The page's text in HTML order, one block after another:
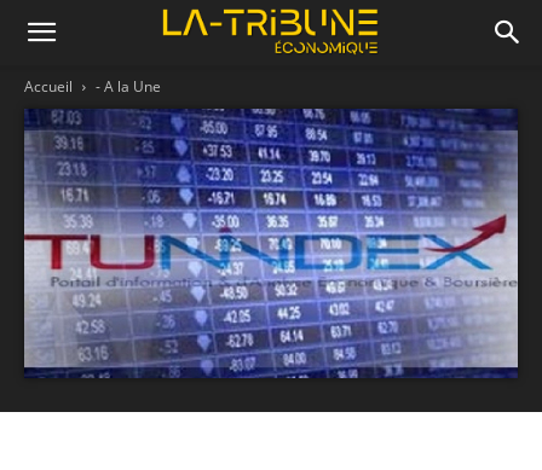
Accueil - A la Une